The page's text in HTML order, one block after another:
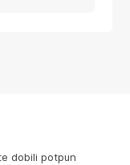
dobili potpun